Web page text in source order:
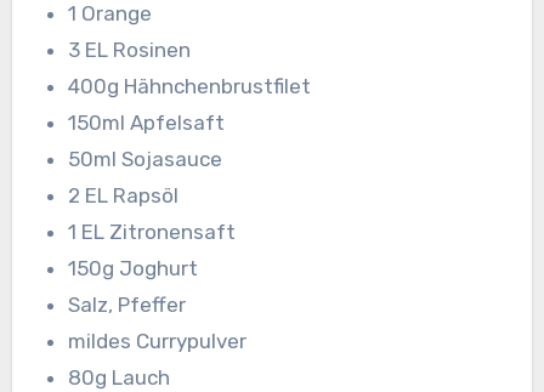
1 Orange
3 EL Rosinen
400g Hähnchenbrustfilet
150ml Apfelsaft
50ml Sojasauce
2 EL Rapsöl
1 EL Zitronensaft
150g Joghurt
Salz, Pfeffer
mildes Currypulver
80g Lauch